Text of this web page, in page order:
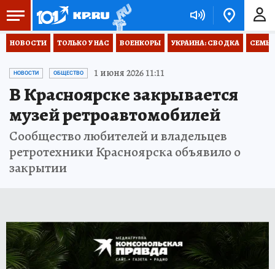
НОВОСТИ ТОЛЬКО У НАС ВОЕНКОРЫ УКРАИНА: СВОДКА
НОВОСТИ ОБЩЕСТВО 1 июня 2026 11:11
В Красноярске закрывается
музей ретроавтомобилей
Сообщество любителей и владельцев
ретротехники Красноярска объявило о
закрытии